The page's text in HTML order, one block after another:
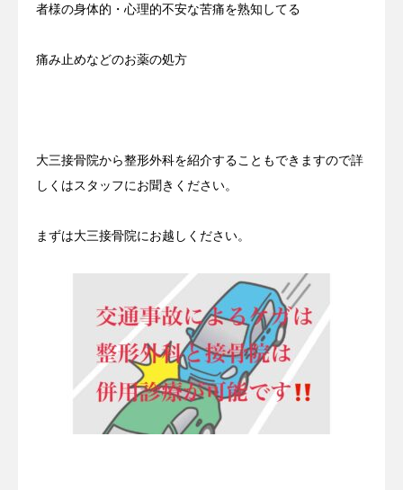
者様の身体的・心理的不安な苦痛を熟知してる
痛み止めなどのお薬の処方
大三接骨院から整形外科を紹介することもできますので詳
しくはスタッフにお聞きください。
まずは大三接骨院にお越しください。